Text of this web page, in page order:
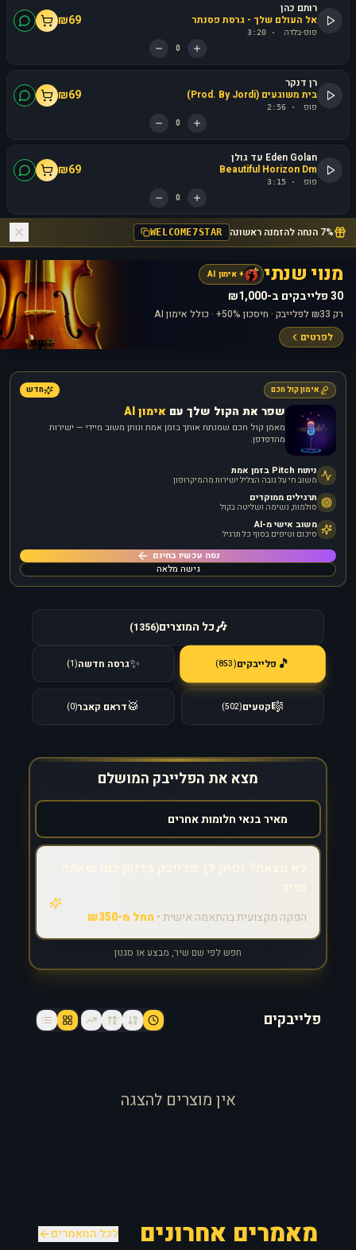
רותם כהן
אל העולם שלך - גרסת פסנתר
פופ-בלדה ·
3:20
₪69
0
רן דנקר
בית משוגעים (Prod. By Jordi)
פופ ·
2:56
₪69
0
Eden Golan עד גולן
Beautiful Horizon Dm
פופ ·
3:15
₪69
0
7% הנחה להזמנה ראשונה WELCOME7STAR
מנוי שנתי + אימון AI
30 פלייבקים ב-₪1,000
רק ₪33 לפלייבק · חיסכון 50%+ · כולל אימון AI
לפרטים
אימון קול חכם חדש
שפר את הקול שלך עם אימון AI
מאמן קול חכם שמנתח אותך בזמן אמת ונותן משוב מיידי — ישירות
מהדפדפן.
ניתוח Pitch בזמן אמת
משוב חי על גובה הצליל ישירות מהמיקרופון
תרגילים ממוקדים
סולמות, נשימה ושליטה בקול
משוב אישי מ-AI
סיכום וטיפים בסוף כל תרגיל
נסה עכשיו בחינם
גישה מלאה
🎶כל המוצרים(
1356
)
🎵 פלייבקים(
853
)
✨גרסה חדשה(
1
)
🎼קטעים(
502
)
🥁דראם קאבר(
0
)
מצא את הפלייבק המושלם
הפקה מקצועית בהתאמה אישית • החל מ-₪350
חפש לפי שם שיר, מבצע או סגנון
פלייבקים
אין מוצרים להצגה
מאמרים אחרונים לכל המאמרים